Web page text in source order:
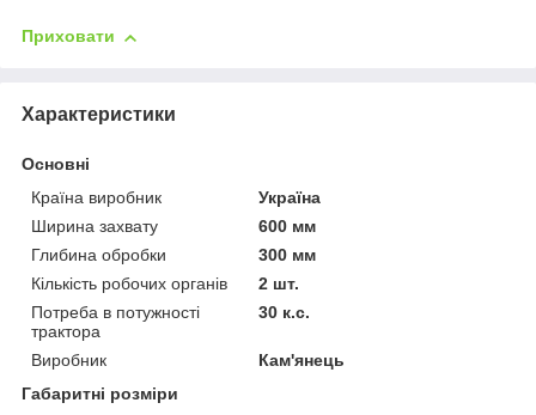
Приховати
Характеристики
Основні
Країна виробник
Україна
Ширина захвату
600 мм
Глибина обробки
300 мм
Кількість робочих органів
2 шт.
Потреба в потужності
трактора
30 к.с.
Виробник
Кам'янець
Габаритні розміри